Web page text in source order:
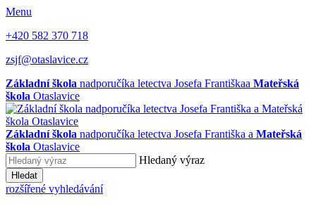
Menu
+420 582 370 718
zsjf@otaslavice.cz
Základní škola nadporučíka letectva Josefa Františkaa Mateřská
škola Otaslavice
Základní škola nadporučíka letectva Josefa Františka a Mateřská
škola Otaslavice
Hledaný výraz
Hledat
rozšířené vyhledávání